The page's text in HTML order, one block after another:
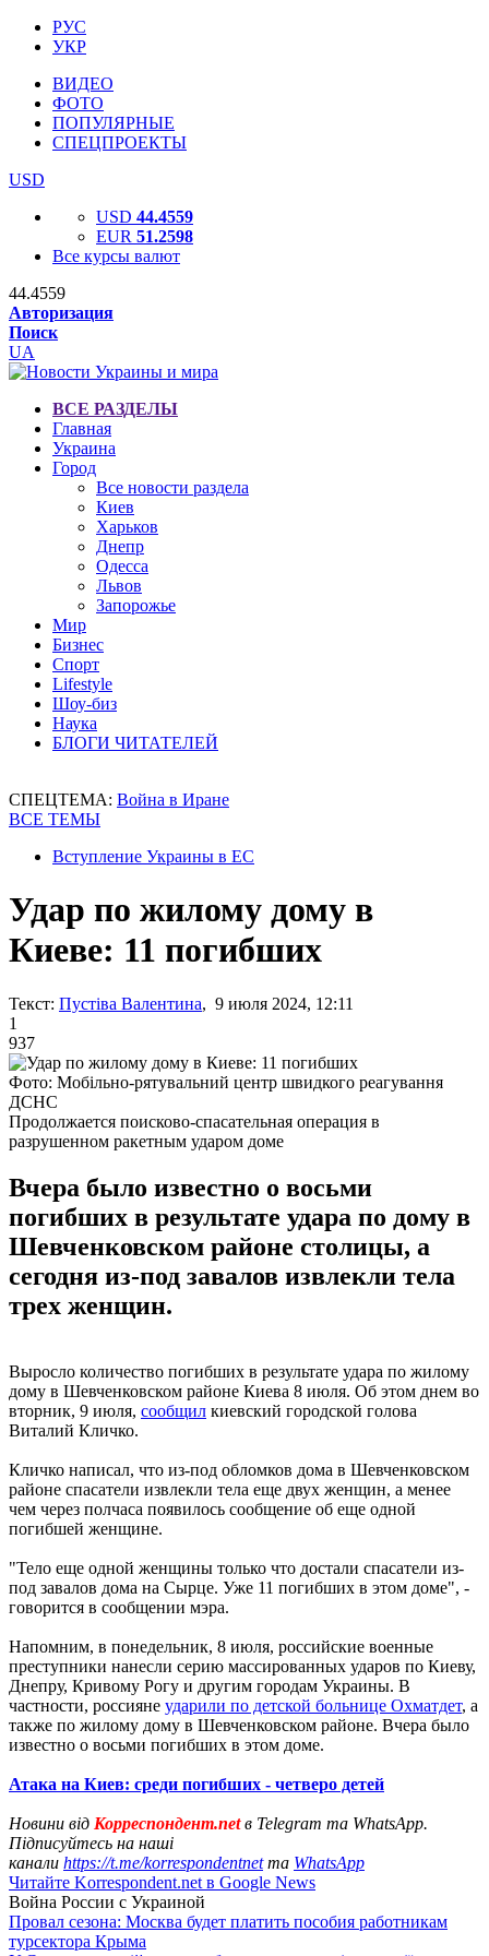
РУС
УКР
ВИДЕО
ФОТО
ПОПУЛЯРНЫЕ
СПЕЦПРОЕКТЫ
USD
USD 44.4559
EUR 51.2598
Все курсы валют
44.4559
Авторизация
Поиск
UA
ВСЕ РАЗДЕЛЫ
Главная
Украина
Город
Все новости раздела
Киев
Харьков
Днепр
Одесса
Львов
Запорожье
Мир
Бизнес
Спорт
Lifestyle
Шоу-биз
Наука
БЛОГИ ЧИТАТЕЛЕЙ
СПЕЦТЕМА: Война в Иране
ВСЕ ТЕМЫ
Вступление Украины в ЕС
Удар по жилому дому в
Киеве: 11 погибших
Текст: Пустіва Валентина, 9 июля 2024, 12:11
1
937
Фото: Мобільно-рятувальний центр швидкого реагування
ДСНС
Продолжается поисково-спасательная операция в
разрушенном ракетным ударом доме
Вчера было известно о восьми
погибших в результате удара по дому в
Шевченковском районе столицы, а
сегодня из-под завалов извлекли тела
трех женщин.
Выросло количество погибших в результате удара по жилому
дому в Шевченковском районе Киева 8 июля. Об этом днем ​​во
вторник, 9 июля, сообщил киевский городской голова
Виталий Кличко.
Кличко написал, что из-под обломков дома в Шевченковском
районе спасатели извлекли тела еще двух женщин, а менее
чем через полчаса появилось сообщение об еще одной
погибшей женщине.
"Тело еще одной женщины только что достали спасатели из-
под завалов дома на Сырце. Уже 11 погибших в этом доме", -
говорится в сообщении мэра.
Напомним, в понедельник, 8 июля, российские военные
преступники нанесли серию массированных ударов по Киеву,
Днепру, Кривому Рогу и другим городам Украины. В
частности, россияне ударили по детской больнице Охматдет, а
также по жилому дому в Шевченковском районе. Вчера было
известно о восьми погибших в этом доме.
Атака на Киев: среди погибших - четверо детей
Новини від Корреспондент.netв Telegram та WhatsApp.
Підписуйтесь на наші
канали https://t.me/korrespondentnetта WhatsApp
Читайте Korrespondent.net в Google News
Война России с Украиной
Провал сезона: Москва будет платить пособия работникам
турсектора Крыма